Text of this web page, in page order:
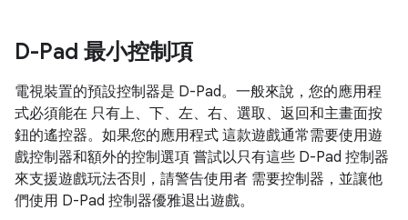
D-Pad 最小控制項
電視裝置的預設控制器是 D-Pad。一般來說，您的應用程
式必須能在 只有上、下、左、右、選取、返回和主畫面按
鈕的遙控器。如果您的應用程式 這款遊戲通常需要使用遊
戲控制器和額外的控制選項 嘗試以只有這些 D-Pad 控制器
來支援遊戲玩法否則，請警告使用者 需要控制器，並讓他
們使用 D-Pad 控制器優雅退出遊戲。